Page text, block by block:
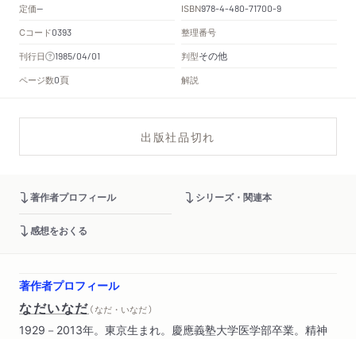
定価-- ISBN978-4-480-71700-9
Cコード0393
整理番号
刊行日
1985/04/01 判型その他
ページ数0頁 解説
出版社品切れ
著作者プロフィール シリーズ・関連本
感想をおくる
著作者プロフィール
なだいなだ（ なだ・いなだ ）
1929－2013年。東京生まれ。慶應義塾大学医学部卒業。精神